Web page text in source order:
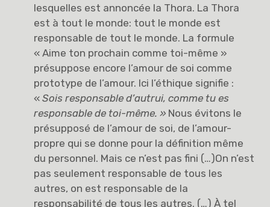
lesquelles est annoncée la Thora. La Thora
est à tout le monde: tout le monde est
responsable de tout le monde. La formule
« Aime ton prochain comme toi-même »
présuppose encore l’amour de soi comme
prototype de l’amour. Ici l’éthique signifie :
«Sois responsable d’autrui, comme tu es
responsable de toi-même. » Nous évitons le
présupposé de l’amour de soi, de l’amour-
propre qui se donne pour la définition même
du personnel. Mais ce n’est pas fini (…)On n’est
pas seulement responsable de tous les
autres, on est responsable de la
responsabilité de tous les autres. (…) À tel